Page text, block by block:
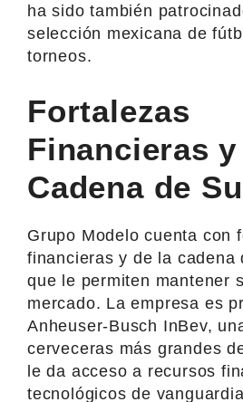
ha sido también
selección mexicana de
torneos.
Fortalezas
Financieras
Cadena de
Grupo Modelo cuenta con
financieras y de la cadena
que le permiten mantener
mercado. La empresa es
Anheuser-Busch InBev,
cerveceras más grandes
le da acceso a recursos
tecnológicos de